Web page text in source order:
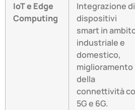
IoT e Edge
Computing
Integrazione di
dispositivi
smart in
industriale e
domestico,
miglioramento
della
connettività
5G e 6G.